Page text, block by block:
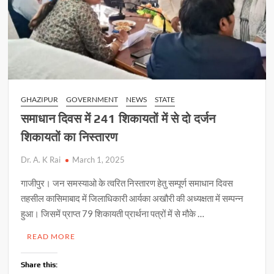
GHAZIPUR GOVERNMENT NEWS STATE
समाधान दिवस में 241 शिकायतों में से दो दर्जन
शिकायतों का निस्तारण
Dr. A. K Rai March 1, 2025
गाजीपुर। जन समस्याओ के त्वरित निस्तारण हेतु सम्पूर्ण समाधान दिवस
तहसील कासिमाबाद में जिलाधिकारी आर्यका अखौरी की अध्यक्षता में सम्पन्न
हुआ। जिसमें प्राप्त 79 शिकायती प्रार्थना पत्रों में से मौके …
READ MORE
Share this: